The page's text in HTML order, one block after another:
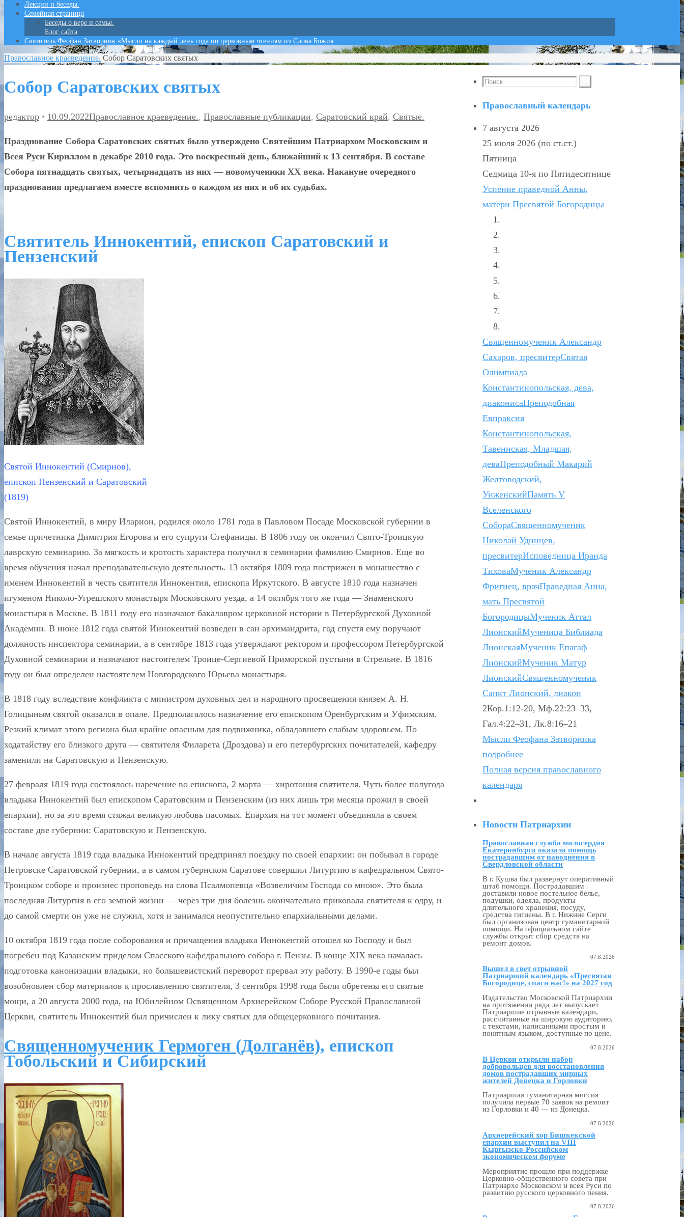
Лекции и беседы.
Семейная страница
Беседы о вере и семье.
Блог сайта
Святитель Феофан Затворник «Мысли на каждый день года по церковным чтениям из Слова Божия
Православное краеведение. Собор Саратовских святых
Собор Саратовских святых
редактор • 10.09.2022Православное краеведение., Православные публикации, Саратовский край, Святые.
Празднование Собора Саратовских святых было утверждено Святейшим Патриархом Московским и
Всея Руси Кириллом в декабре 2010 года. Это воскресный день, ближайший к 13 сентября. В составе
Собора пятнадцать святых, четырнадцать из них — новомученики ХХ века. Накануне очередного
празднования предлагаем вместе вспомнить о каждом из них и об их судьбах.
Святитель Иннокентий, епископ Саратовский и
Пензенский
Святой Иннокентий (Смирнов),
епископ Пензенский и Саратовский
(1819)
Святой Иннокентий, в миру Иларион, родился около 1781 года в Павловом Посаде Московской губернии в
семье причетника Димитрия Егорова и его супруги Стефаниды. В 1806 году он окончил Свято-Троицкую
лаврскую семинарию. За мягкость и кротость характера получил в семинарии фамилию Смирнов. Еще во
время обучения начал преподавательскую деятельность. 13 октября 1809 года пострижен в монашество с
именем Иннокентий в честь святителя Иннокентия, епископа Иркутского. В августе 1810 года назначен
игуменом Николо-Угрешского монастыря Московского уезда, а 14 октября того же года — Знаменского
монастыря в Москве. В 1811 году его назначают бакалавром церковной истории в Петербургской Духовной
Академии. В июне 1812 года святой Иннокентий возведен в сан архимандрита, год спустя ему поручают
должность инспектора семинарии, а в сентябре 1813 года утверждают ректором и профессором Петербургской
Духовной семинарии и назначают настоятелем Троице-Сергиевой Приморской пустыни в Стрельне. В 1816
году он был определен настоятелем Новгородского Юрьева монастыря.
В 1818 году вследствие конфликта с министром духовных дел и народного просвещения князем А. Н.
Голицыным святой оказался в опале. Предполагалось назначение его епископом Оренбургским и Уфимским.
Резкий климат этого региона был крайне опасным для подвижника, обладавшего слабым здоровьем. По
ходатайству его близкого друга — святителя Филарета (Дроздова) и его петербургских почитателей, кафедру
заменили на Саратовскую и Пензенскую.
27 февраля 1819 года состоялось наречение во епископа, 2 марта — хиротония святителя. Чуть более полугода
владыка Иннокентий был епископом Саратовским и Пензенским (из них лишь три месяца прожил в своей
епархии), но за это время стяжал великую любовь пасомых. Епархия на тот момент объединяла в своем
составе две губернии: Саратовскую и Пензенскую.
В начале августа 1819 года владыка Иннокентий предпринял поездку по своей епархии: он побывал в городе
Петровске Саратовской губернии, а в самом губернском Саратове совершил Литургию в кафедральном Свято-
Троицком соборе и произнес проповедь на слова Псалмопевца «Возвеличим Господа со мною». Это была
последняя Литургия в его земной жизни — через три дня болезнь окончательно приковала святителя к одру, и
до самой смерти он уже не служил, хотя и занимался неопустительно епархиальными делами.
10 октября 1819 года после соборования и причащения владыка Иннокентий отошел ко Господу и был
погребен под Казанским приделом Спасского кафедрального собора г. Пензы. В конце XIX века началась
подготовка канонизации владыки, но большевистский переворот прервал эту работу. В 1990-е годы был
возобновлен сбор материалов к прославлению святителя, 3 сентября 1998 года были обретены его святые
мощи, а 20 августа 2000 года, на Юбилейном Освященном Архиерейском Соборе Русской Православной
Церкви, святитель Иннокентий был причислен к лику святых для общецерковного почитания.
Священномученик Гермоген (Долганёв), епископ
Тобольский и Сибирский
Православный календарь
7 августа 2026
25 июля 2026 (по ст.ст.)
Пятница
Седмица 10-я по Пятидесятнице
Успение праведной Анны,
матери Пресвятой Богородицы
Священномученик Александр
Сахаров, пресвитерСвятая
Олимпиада
Константинопольская, дева,
диаконисаПреподобная
Евпраксия
Константинопольская,
Тавеннская, Младшая,
деваПреподобный Макарий
Желтоводский,
УнженскийПамять V
Вселенского
СобораСвященномученик
Николай Удинцев,
пресвитерИсповедница Ираида
ТиховаМученик Александр
Фригиец, врачПраведная Анна,
мать Пресвятой
БогородицыМученик Аттал
ЛионскийМученица Библиада
ЛионскаяМученик Епагаф
ЛионскийМученик Матур
ЛионскийСвященномученик
Санкт Лионский, диакон
2Кор.1:12-20, Мф.22:23–33,
Гал.4:22–31, Лк.8:16–21
Мысли Феофана Затворника
подробнее
Полная версия православного
календаря
Новости Патриархии
Православная служба милосердия
Екатеринбурга оказала помощь
пострадавшим от наводнения в
Свердловской области
В г. Кушва был развернут оперативный
штаб помощи. Пострадавшим
доставили новое постельное белье,
подушки, одеяла, продукты
длительного хранения, посуду,
средства гигиены. В г. Нижние Серги
был организован центр гуманитарной
помощи. На официальном сайте
службы открыт сбор средств на
ремонт домов.
07.8.2026
Вышел в свет отрывной
Патриарший календарь «Пресвятая
Богородице, спаси нас!» на 2027 год
Издательство Московской Патриархии
на протяжении ряда лет выпускает
Патриаршие отрывные календари,
рассчитанные на широкую аудиторию,
с текстами, написанными простым и
понятным языком, доступные по цене.
07.8.2026
В Церкви открыли набор
добровольцев для восстановления
домов пострадавших мирных
жителей Донецка и Горловки
Патриаршая гуманитарная миссия
получила первые 70 заявок на ремонт
из Горловки и 40 — из Донецка.
07.8.2026
Архиерейский хор Бишкекской
епархии выступил на VIII
Кыргызско-Российском
экономическом форуме
Мероприятие прошло при поддержке
Церковно-общественного совета при
Патриархе Московском и всея Руси по
развитию русского церковного пения.
07.8.2026